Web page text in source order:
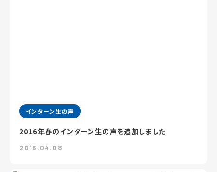
インターン生の声
2016年春のインターン生の声を追加しました
2016.04.08